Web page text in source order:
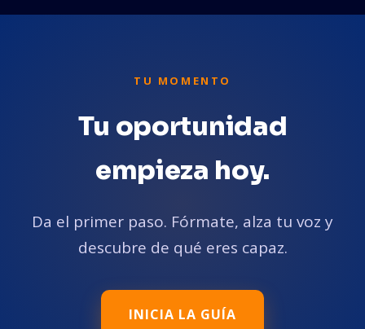
TU MOMENTO
Tu oportunidad
empieza hoy.
Da el primer paso. Fórmate, alza tu voz y
descubre de qué eres capaz.
INICIA LA GUÍA